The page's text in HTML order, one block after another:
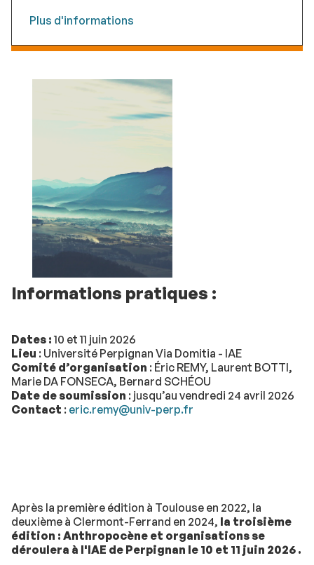
Plus d'informations
Informations pratiques :
Dates : 10 et 11 juin 2026
Lieu : Université Perpignan Via Domitia - IAE
Comité d’organisation : Éric REMY, Laurent BOTTI,
Marie DA FONSECA, Bernard SCHÉOU
Date de soumission : jusqu’au vendredi 24 avril 2026
Contact : eric.remy@univ-perp.fr
Après la première édition à Toulouse en 2022, la
deuxième à Clermont-Ferrand en 2024, la troisième
édition : Anthropocène et organisations se
déroulera à l'IAE de Perpignan le 10 et 11 juin 2026 .